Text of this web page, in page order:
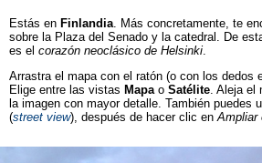
Estás en Finlandia . Más concretamente, te
sobre la Plaza del Senado y la catedral. De
es el corazón neoclásico de Helsinki
Arrastra el mapa con el ratón (o con los dedos
Elige entre las vistas Mapa o Satélite . Aleja
la imagen con mayor detalle. También puedes
(street view), después de hacer clic en Ampliar